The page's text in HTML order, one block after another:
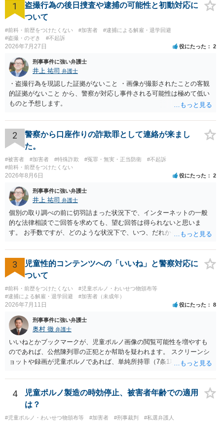
1
盗撮行為の後日捜査や逮捕の可能性と初動対応に
ついて
#前科・前歴をつけたくない #加害者
#逮捕による解雇・退学回避
#盗撮・のぞき
#不起訴
2026年7月27日 役にたった 2
刑事事件に強い弁護士
井上 祐司 弁護士
・盗撮行為を現認した証拠がないこと ・画像が撮影されたことの客観
的証拠がないこと から、警察が対応し事件される可能性は極めて低い
ものと予想します。
2
警察から口座作りの詐欺罪として連絡が来まし
た。
#被害者 #加害者 #特殊詐欺 #冤罪・無実・正当防衛
#不起訴
#前科・前歴をつけたくない
2026年8月6日 役にたった 2
刑事事件に強い弁護士
井上 祐司 弁護士
個別の取り調べの前に切羽詰まった状況下で、インターネットの一般
的な法律相談でご回答を求めても、望む回答は得られないと思いま
す。 お手数ですが、どのような状況下で、いつ、だれからどのような
の程度だと聞いているのかということについて、お近くで詳細な法律
相談を受けられたうえで対処方法を探された方がよいと思われます。
一般論でいえば、任意取り調べの場合、ＩＣレコーダーを持参して取
り調べ内容を録音することは必須だと考えます。
3
児童性的コンテンツへの「いいね」と警察対応に
ついて
#前科・前歴をつけたくない
#児童ポルノ・わいせつ物頒布等
#逮捕による解雇・退学回避
#加害者（未成年）
2026年7月11日 役にたった 8
刑事事件に強い弁護士
奥村 徹 弁護士
いいねとかブックマークが、児童ポルノ画像の閲覧可能性を増やすも
のであれば、公然陳列罪の正犯とか幇助を疑われます。 スクリーンシ
ョットや録画が児童ポルノであれば、単純所持罪（7条1項）になりま
ポルノ画像の陳列者の関連先として、任意で取調を受けた人はいま
す。 snsのサーバー凍結の具体的理由はわかりませんが、児童ポルノ
であれば、日本警察に連絡されて、日本の刑罰法規に触れる点があれ
ば、捜査を受けることがあります。
4
児童ポルノ製造の時効停止、被害者年齢での適用
は？
#児童ポルノ・わいせつ物頒布等 #加害者 #刑事裁判
#私選弁護人